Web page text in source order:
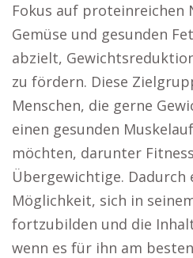
Fokus auf proteinreichen
Gemüse und gesunden
abzielt,
zu fördern. Diese
Menschen, die gerne
einen gesunden
möchten, darunter
Übergewichtige. Dadurch
Möglichkeit, sich in
fortzubilden und die
wenn es für ihn am